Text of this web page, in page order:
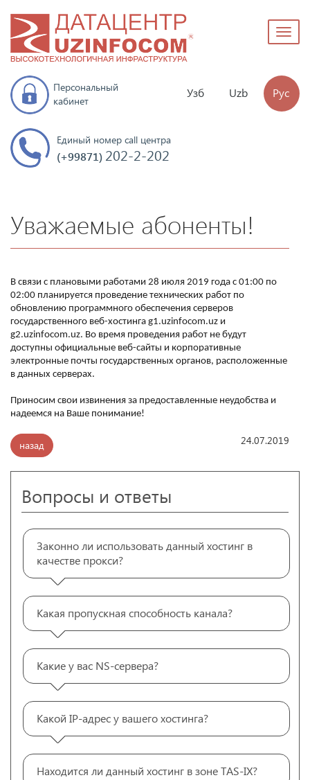
Узб Uzb Рус
Персональный
кабинет
Единый номер call центра
(+99871) 202-2-202
Уважаемые абоненты!
В связи с плановыми работами 28 июля 2019 года с 01:00 по
02:00 планируется проведение технических работ по
обновлению программного обеспечения серверов
государственного веб-хостинга g1.uzinfocom.uz и
g2.uzinfocom.uz. Во время проведения работ не будут
доступны официальные веб-сайты и корпоративные
электронные почты государственных органов, расположенные
в данных серверах.
Приносим свои извинения за предоставленные неудобства и
надеемся на Ваше понимание!
назад 24.07.2019
Вопросы и ответы
Законно ли использовать данный хостинг в
качестве прокси?
Какая пропускная способность канала?
Какие у вас NS-сервера?
Какой IP-адрес у вашего хостинга?
Находится ли данный хостинг в зоне TAS-IX?